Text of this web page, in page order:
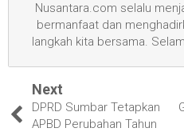
Nusantara.com selalu
bermanfaat dan
langkah kita bersama.
Next
DPRD Sumbar Tetapkan
APBD Perubahan Tahun